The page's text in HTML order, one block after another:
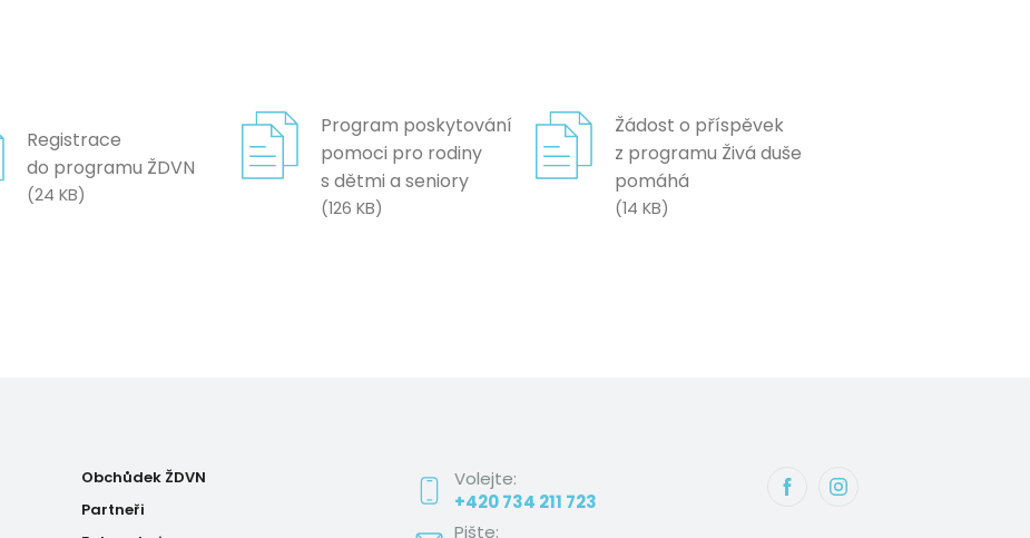
Registrace
do programu ŽDVN
(24 KB)
Program poskytování
pomoci pro rodiny
s dětmi a seniory
(126 KB)
Žádost o příspěvek
z programu Živá duše
pomáhá
(14 KB)
Obchůdek ŽDVN
Partneři
Volejte:
+420 734 211 723
Pište: